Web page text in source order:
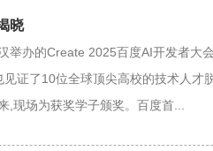
晓
办的Create 2025百度AI开发者大
证了10位全球顶尖高校的技术人才
现场为获奖学子颁奖。百度首...